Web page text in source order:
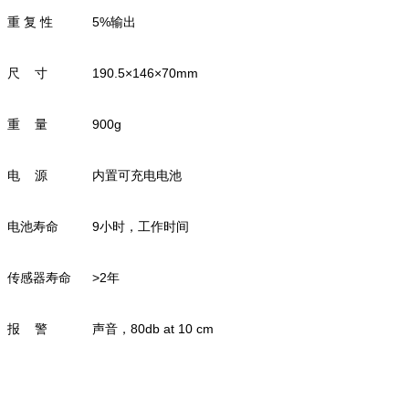
重 复 性 5%输出
尺 寸 190.5×146×70mm
重 量 900g
电 源 内置可充电电池
电池寿命 9小时，工作时间
传感器寿命 >2年
报 警 声音，80db at 10 cm